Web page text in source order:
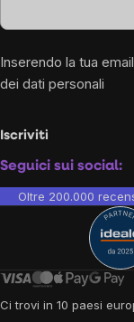
Inserendo la tua
dei dati personali
Iscriviti
Seguici sui social:
Oltre 200.000
Ci trovi in 10 paesi